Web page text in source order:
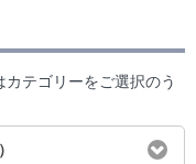
カテゴリーをご選択のう